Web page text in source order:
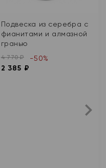
Подвеска из серебра с
фианитами и алмазной
гранью
4 770 ₽
2 385 ₽
-50%